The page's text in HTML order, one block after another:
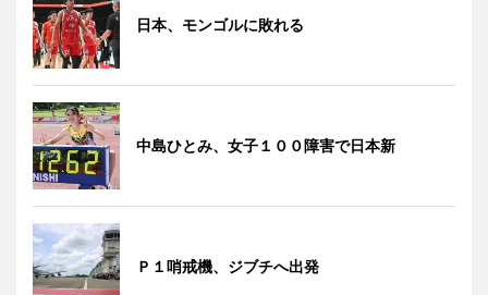
日本、モンゴルに敗れる
中島ひとみ、女子１００障害で日本新
Ｐ１哨戒機、ジブチへ出発